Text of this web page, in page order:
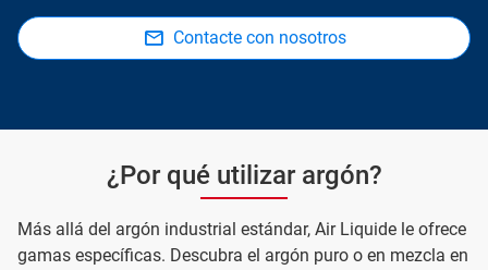
Contacte con nosotros
¿Por qué utilizar argón?
Más allá del argón industrial estándar, Air Liquide le ofrece
gamas específicas. Descubra el argón puro o en mezcla en